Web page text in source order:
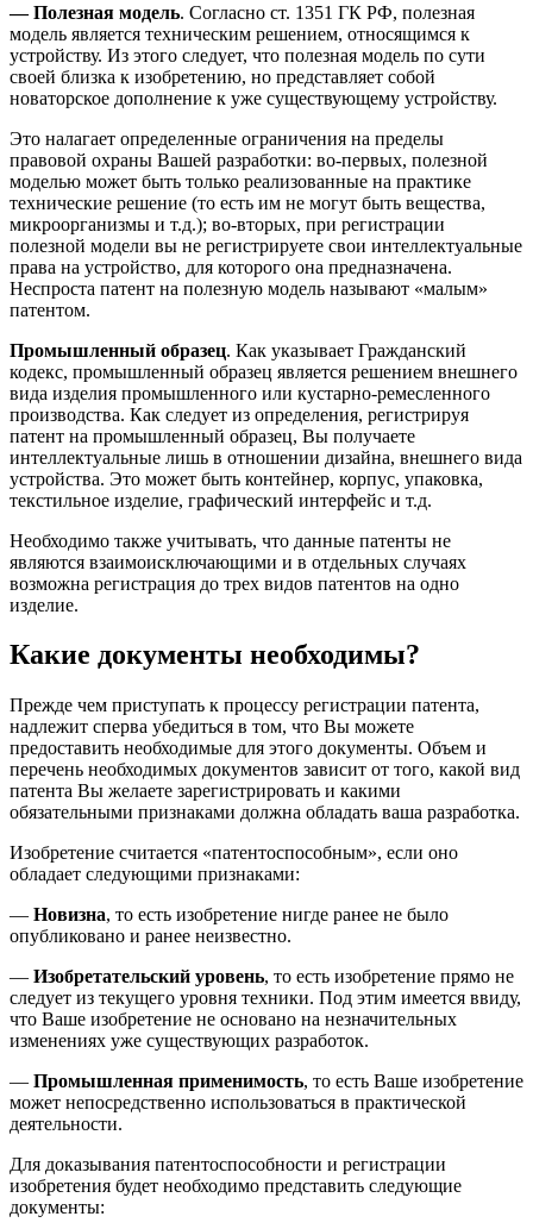
— Полезная модель. Согласно ст. 1351 ГК РФ, полезная
модель является техническим решением, относящимся к
устройству. Из этого следует, что полезная модель по сути
своей близка к изобретению, но представляет собой
новаторское дополнение к уже существующему устройству.
Это налагает определенные ограничения на пределы
правовой охраны Вашей разработки: во-первых, полезной
моделью может быть только реализованные на практике
технические решение (то есть им не могут быть вещества,
микроорганизмы и т.д.); во-вторых, при регистрации
полезной модели вы не регистрируете свои интеллектуальные
права на устройство, для которого она предназначена.
Неспроста патент на полезную модель называют «малым»
патентом.
Промышленный образец. Как указывает Гражданский
кодекс, промышленный образец является решением внешнего
вида изделия промышленного или кустарно-ремесленного
производства. Как следует из определения, регистрируя
патент на промышленный образец, Вы получаете
интеллектуальные лишь в отношении дизайна, внешнего вида
устройства. Это может быть контейнер, корпус, упаковка,
текстильное изделие, графический интерфейс и т.д.
Необходимо также учитывать, что данные патенты не
являются взаимоисключающими и в отдельных случаях
возможна регистрация до трех видов патентов на одно
изделие.
Какие документы необходимы?
Прежде чем приступать к процессу регистрации патента,
надлежит сперва убедиться в том, что Вы можете
предоставить необходимые для этого документы. Объем и
перечень необходимых документов зависит от того, какой вид
патента Вы желаете зарегистрировать и какими
обязательными признаками должна обладать ваша разработка.
Изобретение считается «патентоспособным», если оно
обладает следующими признаками:
— Новизна, то есть изобретение нигде ранее не было
опубликовано и ранее неизвестно.
— Изобретательский уровень, то есть изобретение прямо не
следует из текущего уровня техники. Под этим имеется ввиду,
что Ваше изобретение не основано на незначительных
изменениях уже существующих разработок.
— Промышленная применимость, то есть Ваше изобретение
может непосредственно использоваться в практической
деятельности.
Для доказывания патентоспособности и регистрации
изобретения будет необходимо представить следующие
документы: